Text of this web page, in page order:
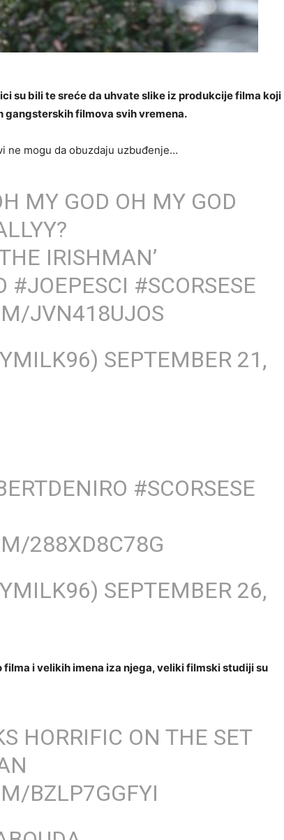
su bili te sreće da uhvate slike iz produkcije filma koji
gangsterskih filmova svih vremena.
ne mogu da obuzdaju uzbuđenje…
MY GOD OH MY GOD
IRISHMAN’
#JOEPESCI #SCORSESE
JVN418UJOS
SEPTEMBER 21,
#SCORSESE
288XD8C78G
SEPTEMBER 26,
i velikih imena iza njega, veliki filmski studiji su
HORRIFIC ON THE SET
BZLP7GGFYI